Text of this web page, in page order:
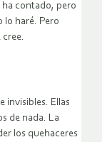
ha contado, pero
lo haré. Pero
invisibles. Ellas
de nada. La
los quehaceres